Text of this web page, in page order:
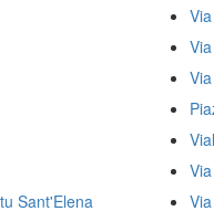
Sant'Elena